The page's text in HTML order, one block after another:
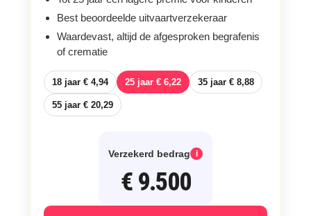
Best beoordeelde uitvaartverzekeraar
Waardevast, altijd de afgesproken begrafenis
of crematie
18 jaar € 4,94 25 jaar € 6,22 35 jaar € 8,88
55 jaar € 20,29
Verzekerd bedrag i
€ 9.500